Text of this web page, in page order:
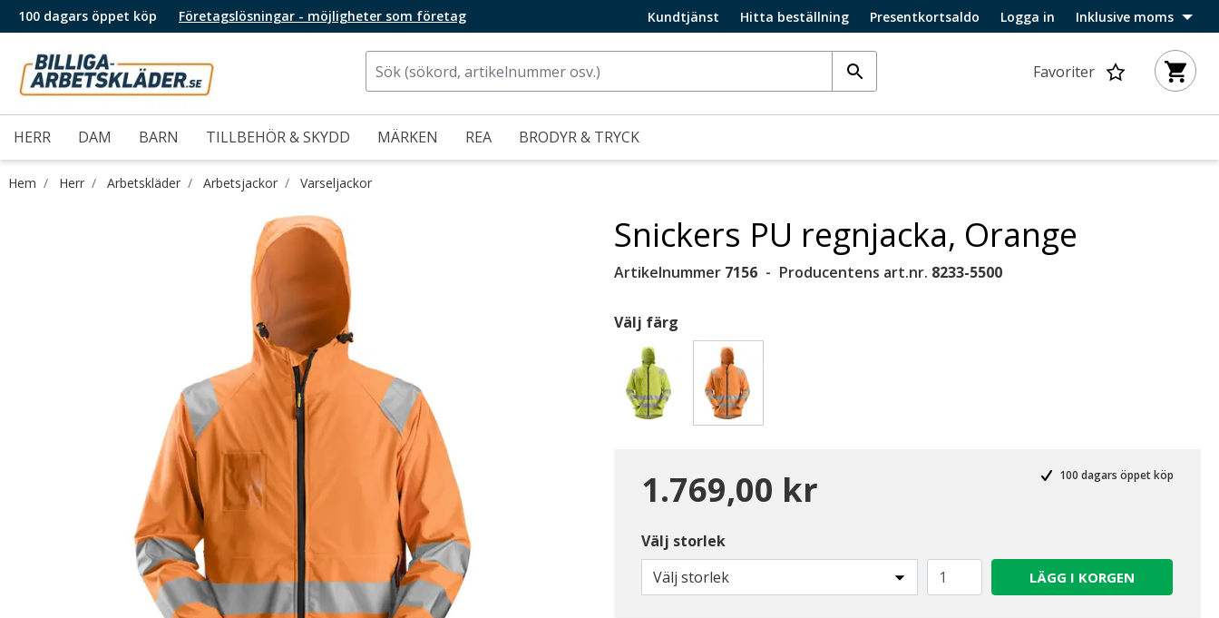
100 dagars öppet köp Företagslösningar - möjligheter som företag Kundtjänst Hitta beställning Presentkortsaldo Logga in Inklusive moms
Favoriter
HERR DAM BARN TILLBEHÖR & SKYDD MÄRKEN REA BRODYR & TRYCK
Hem Herr Arbetskläder Arbetsjackor Varseljackor
Snickers PU regnjacka, Orange
Artikelnummer 7156 Producentens art.nr. 8233-5500
Välj färg
1.769,00 kr 100 dagars öppet köp
Välj storlek
Välj storlek
LÄGG I KORGEN